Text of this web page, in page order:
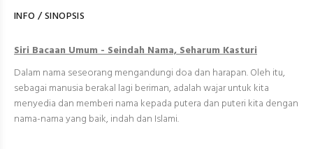
INFO / SINOPSIS
Siri Bacaan Umum - Seindah Nama, Seharum Kasturi
Dalam nama seseorang mengandungi doa dan harapan. Oleh itu,
sebagai manusia berakal lagi beriman, adalah wajar untuk kita
menyedia dan memberi nama kepada putera dan puteri kita dengan
nama-nama yang baik, indah dan Islami.